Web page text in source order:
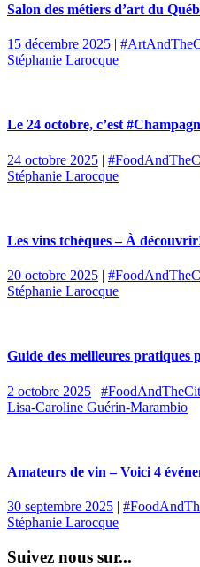
Salon des métiers d’art du
15 décembre 2025 |
Stéphanie Larocque
Le 24 octobre, c’est
24 octobre 2025 |
Stéphanie Larocque
Les vins tchèques – À
20 octobre 2025 |
Stéphanie Larocque
Guide des meilleures
2 octobre 2025 |
Lisa-Caroline Guérin-Marambio
Amateurs de vin – Voici 4
30 septembre 2025 |
Stéphanie Larocque
Suivez nous sur...